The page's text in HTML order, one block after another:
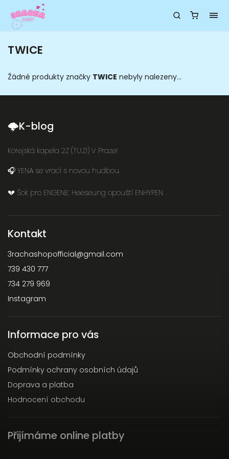
TWICE
Žádné produkty značky TWICE nebyly nalezeny...
🌩K-blog
Korejská kapela 2Z (TU:ZI) V Praze!
🎧 YENA se vrací s novou hudbou.
💔 Šok pro ENGENE: Heeseung opouští ENHYPEN
Kontakt
3rachashopofficial@gmail.com
739 430 777
734 279 969
Instagram
Informace pro vás
Obchodní podmínky
Podmínky ochrany osobních údajů
Doprava a platba
Hodnocení obchodu
Přijímáme online platby